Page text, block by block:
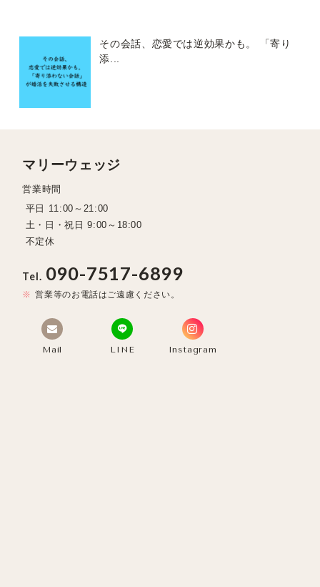
その会話、恋愛では逆効果かも。 「寄り
添...
マリーウェッジ
営業時間
平日 11:00～21:00
土・日・祝日 9:00～18:00
不定休
Tel. 090-7517-6899
営業等のお電話はご遠慮ください。
Mail LINE Instagram